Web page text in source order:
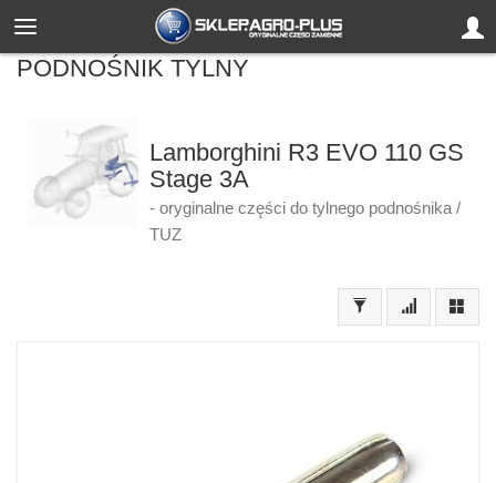
PODNOŚNIK TYLNY
Lamborghini R3 EVO 110 GS
Stage 3A
- oryginalne części do tylnego podnośnika /
TUZ